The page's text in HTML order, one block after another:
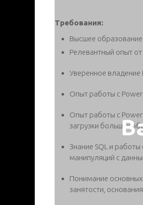
Требования:
Высшее образование
Релевантный опыт от
Уверенное владение
Опыт работы с Power
Опыт работы с
загрузки больших
Знание SQL и
манипуляций с
Понимание основных
занятости,